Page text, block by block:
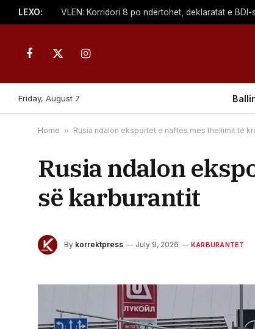
LEXO: VLEN: Korridori 8 po ndërtohet, deklaratat e
Facebook
X
Instagram
Friday, August 7
Home » Rusia ndalon eksportet e naftës mes thellimit të
Rusia ndalon
së karburantit
By korrektpress July 9, 2026 KARBURANTET